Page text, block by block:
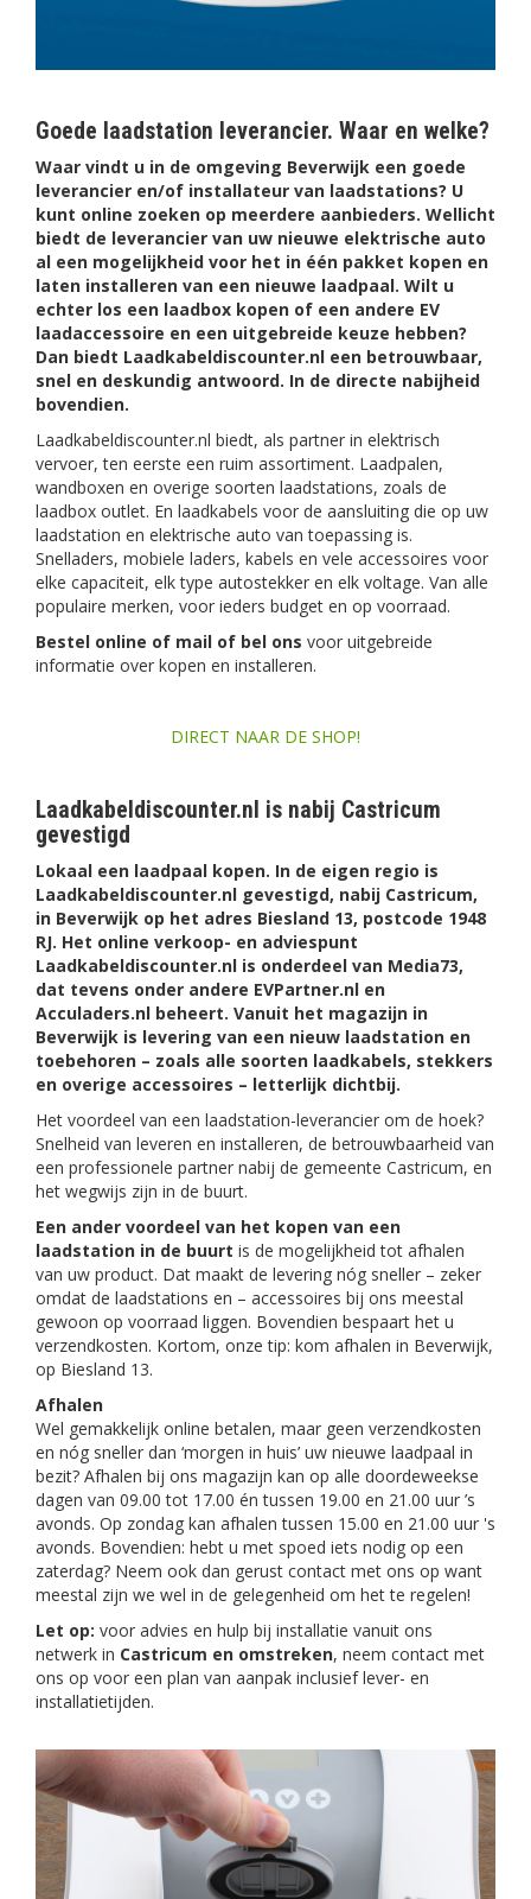
Goede laadstation leverancier. Waar en welke?
Waar vindt u in de omgeving Beverwijk een goede
leverancier en/of installateur van laadstations? U
kunt online zoeken op meerdere aanbieders. Wellicht
biedt de leverancier van uw nieuwe elektrische auto
al een mogelijkheid voor het in één pakket kopen en
laten installeren van een nieuwe laadpaal. Wilt u
echter los een laadbox kopen of een andere EV
laadaccessoire en een uitgebreide keuze hebben?
Dan biedt Laadkabeldiscounter.nl een betrouwbaar,
snel en deskundig antwoord. In de directe nabijheid
bovendien.
Laadkabeldiscounter.nl biedt, als partner in elektrisch
vervoer, ten eerste een ruim assortiment. Laadpalen,
wandboxen en overige soorten laadstations, zoals de
laadbox outlet. En laadkabels voor de aansluiting die op uw
laadstation en elektrische auto van toepassing is.
Snelladers, mobiele laders, kabels en vele accessoires voor
elke capaciteit, elk type autostekker en elk voltage. Van alle
populaire merken, voor ieders budget en op voorraad.
Bestel online of mail of bel ons voor uitgebreide
informatie over kopen en installeren.
DIRECT NAAR DE SHOP!
Laadkabeldiscounter.nl is nabij Castricum
gevestigd
Lokaal een laadpaal kopen. In de eigen regio is
Laadkabeldiscounter.nl gevestigd, nabij Castricum,
in Beverwijk op het adres Biesland 13, postcode 1948
RJ. Het online verkoop- en adviespunt
Laadkabeldiscounter.nl is onderdeel van Media73,
dat tevens onder andere EVPartner.nl en
Acculaders.nl beheert. Vanuit het magazijn in
Beverwijk is levering van een nieuw laadstation en
toebehoren – zoals alle soorten laadkabels, stekkers
en overige accessoires – letterlijk dichtbij.
Het voordeel van een laadstation-leverancier om de hoek?
Snelheid van leveren en installeren, de betrouwbaarheid van
een professionele partner nabij de gemeente Castricum, en
het wegwijs zijn in de buurt.
Een ander voordeel van het kopen van een
laadstation in de buurt is de mogelijkheid tot afhalen
van uw product. Dat maakt de levering nóg sneller – zeker
omdat de laadstations en – accessoires bij ons meestal
gewoon op voorraad liggen. Bovendien bespaart het u
verzendkosten. Kortom, onze tip: kom afhalen in Beverwijk,
op Biesland 13.
Afhalen
Wel gemakkelijk online betalen, maar geen verzendkosten
en nóg sneller dan ‘morgen in huis’ uw nieuwe laadpaal in
bezit? Afhalen bij ons magazijn kan op alle doordeweekse
dagen van 09.00 tot 17.00 én tussen 19.00 en 21.00 uur ’s
avonds. Op zondag kan afhalen tussen 15.00 en 21.00 uur 's
avonds. Bovendien: hebt u met spoed iets nodig op een
zaterdag? Neem ook dan gerust contact met ons op want
meestal zijn we wel in de gelegenheid om het te regelen!
Let op: voor advies en hulp bij installatie vanuit ons
netwerk in Castricum en omstreken, neem contact met
ons op voor een plan van aanpak inclusief lever- en
installatietijden.